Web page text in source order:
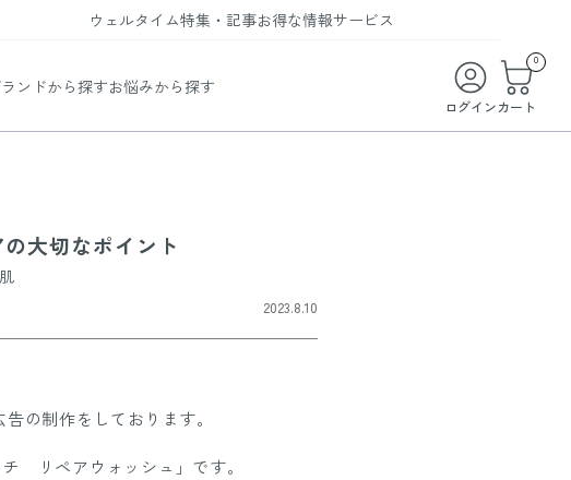
ログイン
0
カート
ウェルタイム
ビューティータイム
ヘルスケアタイム
特集・記事
WELMAG
お得な情報
WEB限定/期間限定キャンペーン
まとめ買い商品
サービス
メンバーシッププログラム
LINEお友達登録
ンドから探す
BIONIA
ひざサポートコラーゲン
お悩みから探す
大切なポイント
2023.8.10
の制作をしております。
リペアウォッシュ」です。